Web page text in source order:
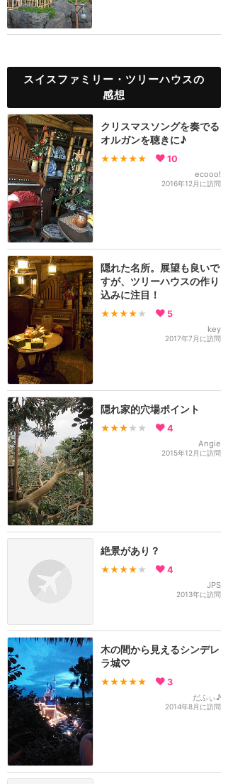
スイスファミリー・ツリーハウスの
感想
クリスマスソングを奏でる
オルガンを聴きに♪
★★★★★ 10
ecooo!
2016年12月に訪問
隠れた名所。展望も良いで
すが、ツリーハウスの作り
込みに注目！
★★★★ ★ 5
key
2017年7月に訪問
隠れ家的穴場ポイント
★★★ ★★ 4
Angie
2015年12月に訪問
絶景があり？
★★★★ ★ 4
JPS
2013年に訪問
木の間から見えるシンデレ
ラ城♡
★★★★★ 3
だふぃ♪
2014年8月に訪問